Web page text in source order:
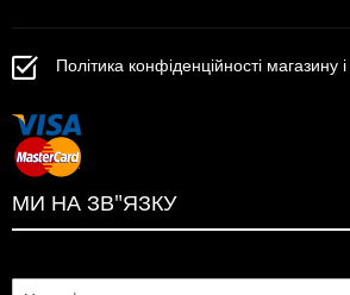
Політика конфіденційності магазину
МИ НА ЗВ"ЯЗКУ